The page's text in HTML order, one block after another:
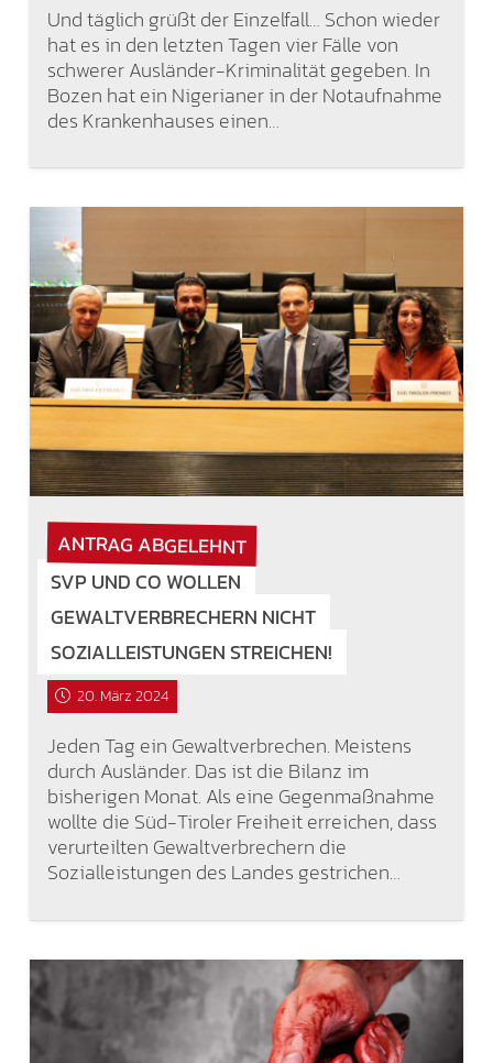
Und täglich grüßt der Einzelfall… Schon wieder
hat es in den letzten Tagen vier Fälle von
schwerer Ausländer-Kriminalität gegeben. In
Bozen hat ein Nigerianer in der Notaufnahme
des Krankenhauses einen…
ANTRAG ABGELEHNT
SVP UND CO WOLLEN
GEWALTVERBRECHERN NICHT
SOZIALLEISTUNGEN STREICHEN!
20. März 2024
Jeden Tag ein Gewaltverbrechen. Meistens
durch Ausländer. Das ist die Bilanz im
bisherigen Monat. Als eine Gegenmaßnahme
wollte die Süd-Tiroler Freiheit erreichen, dass
verurteilten Gewaltverbrechern die
Sozialleistungen des Landes gestrichen…